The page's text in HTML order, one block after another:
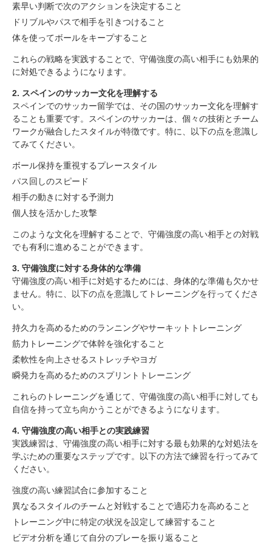
素早い判断で次のアクションを決定すること
ドリブルやパスで相手を引きつけること
体を使ってボールをキープすること
これらの戦略を実践することで、守備強度の高い相手にも効果的
に対処できるようになります。
2. スペインのサッカー文化を理解する
スペインでのサッカー留学では、その国のサッカー文化を理解す
ることも重要です。スペインのサッカーは、個々の技術とチーム
ワークが融合したスタイルが特徴です。特に、以下の点を意識し
てみてください。
ボール保持を重視するプレースタイル
パス回しのスピード
相手の動きに対する予測力
個人技を活かした攻撃
このような文化を理解することで、守備強度の高い相手との対戦
でも有利に進めることができます。
3. 守備強度に対する身体的な準備
守備強度の高い相手に対処するためには、身体的な準備も欠かせ
ません。特に、以下の点を意識してトレーニングを行ってくださ
い。
持久力を高めるためのランニングやサーキットトレーニング
筋力トレーニングで体幹を強化すること
柔軟性を向上させるストレッチやヨガ
瞬発力を高めるためのスプリントトレーニング
これらのトレーニングを通じて、守備強度の高い相手に対しても
自信を持って立ち向かうことができるようになります。
4. 守備強度の高い相手との実践練習
実践練習は、守備強度の高い相手に対する最も効果的な対処法を
学ぶための重要なステップです。以下の方法で練習を行ってみて
ください。
強度の高い練習試合に参加すること
異なるスタイルのチームと対戦することで適応力を高めること
トレーニング中に特定の状況を設定して練習すること
ビデオ分析を通じて自分のプレーを振り返ること
スペインでのサッカー留学と守備強度の高い相手への
対処法
1. 守備強度の高い相手に対処するための基本戦略
3. 守備強度に対する身体的な準備
4. 守備強度の高い相手との実践練習
まとめ